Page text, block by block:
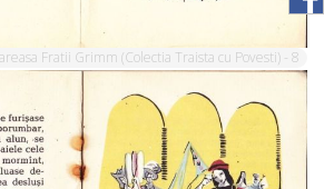
Fratii Grimm (Colectia Traista cu Povesti) - 8